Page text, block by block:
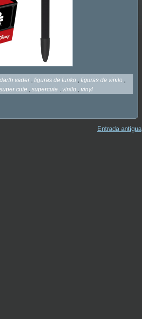
darth vader , figuras de funko , figuras de vinilo ,
super cute supercute vinilo vinyl
Entrada antigua